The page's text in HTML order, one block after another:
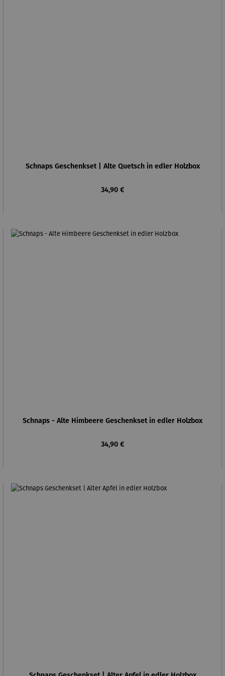
Schnaps Geschenkset | Alte Quetsch in edler Holzbox
Regulärer Preis:
34,90 €
Schnaps - Alte Himbeere Geschenkset in edler Holzbox
Regulärer Preis:
34,90 €